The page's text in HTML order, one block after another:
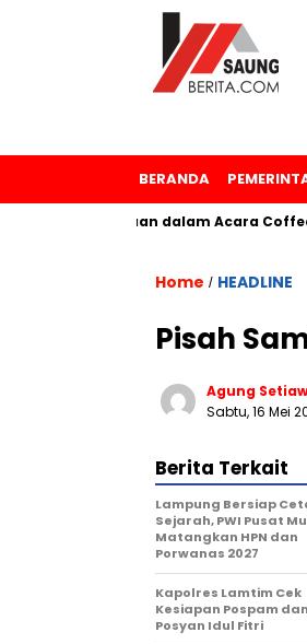
BERANDA
Penghargaan dalam Acara Coffee
Home / HEADLINE
Pisah
Agung
Sabtu, 16 Mei
Berita Terkait
Lampung Bersiap
Sejarah, PWI Pusat
Matangkan HPN dan
Porwanas 2027
Kapolres Lamtim Cek
Kesiapan Pospam dan
Posyan Idul Fitri